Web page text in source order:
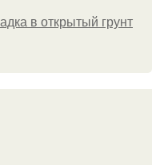
в открытый грунт